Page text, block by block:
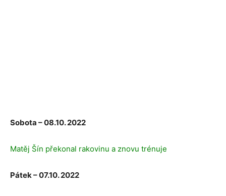
Sobota – 08.10. 2022
Matěj Šín překonal rakovinu a znovu trénuje
Pátek – 07.10. 2022